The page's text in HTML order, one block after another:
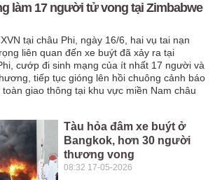
làm 17 người tử vong tại Zimbabwe
tại châu Phi, ngày 16/6, hai vụ tai nạn
liên quan đến xe buýt đã xảy ra tại
cướp đi sinh mạng của ít nhất 17 người và
tiếp tục gióng lên hồi chuông cảnh báo
giao thông tại khu vực miền Nam châu
Tàu hỏa đâm xe buýt ở
Bangkok, hơn 30 người
thương vong
08:32 17-05-2026